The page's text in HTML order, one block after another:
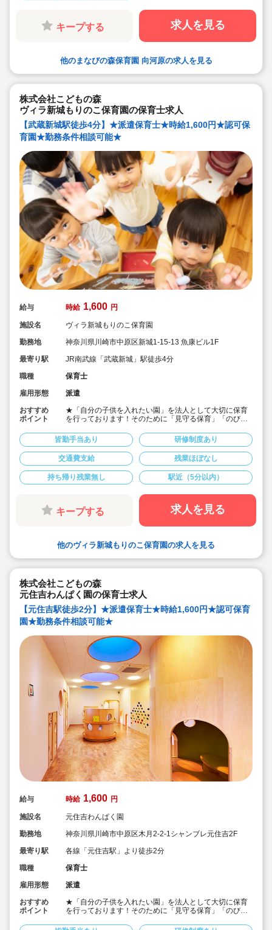
キララサポートで派遣就業する3つのメリット
・求人提案から就業後のサポートまで専任コンサルタン
トが細やかに対応します
・手当や福利厚生については当社独自のサービスもご用
ったサポートに定評があります
キープする 求人を見る
他のまなびの森保育園 向河原の求人を見る
株式会社こどもの森
ヴィラ新城もりのこ保育園の保育士求人
【武蔵新城駅徒歩4分】★派遣保育士★時給1,600円★認可保
育園★勤務条件相談可能★
給与 時給 1,600 円
施設名
ヴィラ新城もりのこ保育園
勤務地
神奈川県川崎市中原区新城1-15-13 魚康ビル1F
最寄り駅
JR南武線「武蔵新城」駅徒歩4分
職種
保育士
雇用形態
派遣
おすすめ
ポイント
★「自分の子供を入れたい園」を法人として大切に保育
を行っております！そのために「見守る保育」「のびの
す♪
★保育士専任のコンサルタントがあなたの派遣就業を安
心サポートいたします
★武蔵新城駅より徒歩4分・定員40名の認可保育園！
★時給1,600円の求人です！
★勤務条件等相談可能です！
キララサポートで派遣就業する3つのメリット
・求人提案から就業後のサポートまで専任コンサルタン
トが細やかに対応します
・手当や福利厚生については当社独自のサービスもご用
ったサポートに定評があります
皆勤手当あり 研修制度あり
交通費支給 残業ほぼなし
持ち帰り残業無し 駅近（5分以内）
キープする 求人を見る
他のヴィラ新城もりのこ保育園の求人を見る
株式会社こどもの森
元住吉わんぱく園の保育士求人
【元住吉駅徒歩2分】★派遣保育士★時給1,600円★認可保育
園★勤務条件相談可能★
給与 時給 1,600 円
施設名
元住吉わんぱく園
勤務地
神奈川県川崎市中原区木月2-2-1シャンブレ元住吉2F
最寄り駅
各線「元住吉駅」より徒歩2分
職種
保育士
雇用形態
派遣
おすすめ
ポイント
★「自分の子供を入れたい園」を法人として大切に保育
を行っております！そのために「見守る保育」「のびの
す♪